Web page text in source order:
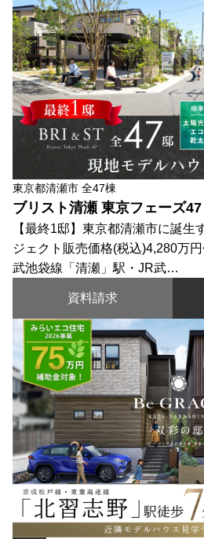
東京都清瀬市 全47棟
ブリスト清瀬 東京フェーズ47
【最終1邸】東京都清瀬市に誕生
ジェクト販売価格(税込)4,280万
武池袋線「清瀬」駅・JR武…
資料請求